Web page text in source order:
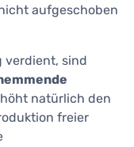
aufgeschoben
verdient, sind
natürlich den
freier